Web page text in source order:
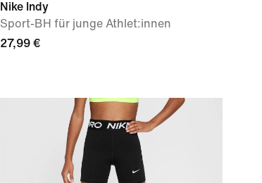
Nike Indy
Sport-BH für junge Athlet:innen
27,99 €